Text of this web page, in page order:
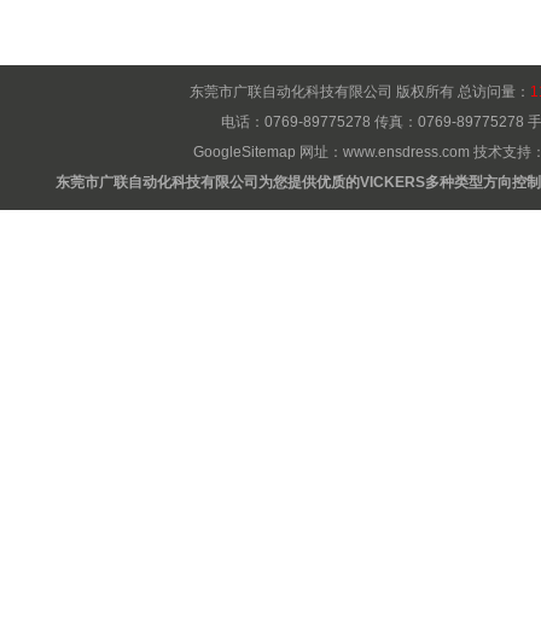
东莞市广联自动化科技有限公司 版权所有 总访问量：
电话：0769-89775278 传真：0769-89775278
GoogleSitemap 网址： www.ensdress.com 技术支持
东莞市广联自动化科技有限公司为您提供优质的VICKERS多种类型方向控